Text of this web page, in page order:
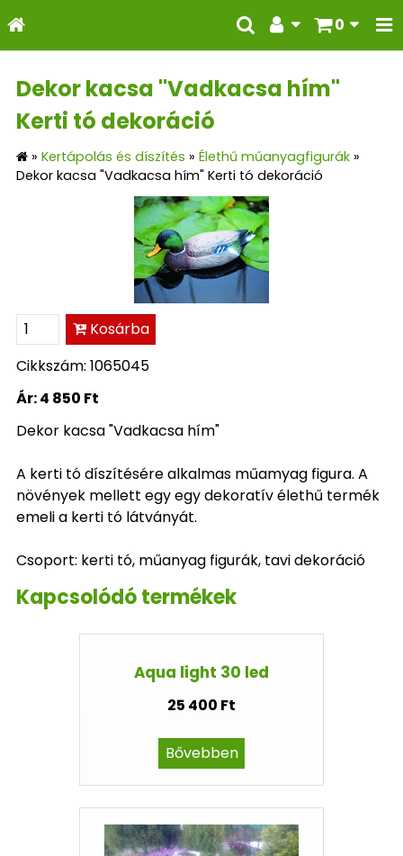
0
Dekor kacsa "Vadkacsa hím"
Kerti tó dekoráció
» Kertápolás és díszítés » Élethű műanyagfigurák »
Dekor kacsa "Vadkacsa hím" Kerti tó dekoráció
Kosárba
Cikkszám: 1065045
Ár:4 850 Ft
Dekor kacsa "Vadkacsa hím"
A kerti tó díszítésére alkalmas műamyag figura. A
növények mellett egy egy dekoratív élethű termék
emeli a kerti tó látványát.
Csoport: kerti tó, műanyag figurák, tavi dekoráció
Kapcsolódó termékek
Aqua light 30 led
25 400 Ft
Bővebben